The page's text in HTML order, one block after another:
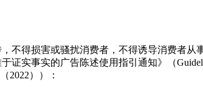
不得损害或骚扰消费者，不得诱导消费者从
实事实的广告陈述使用指引通知》（
2022））：